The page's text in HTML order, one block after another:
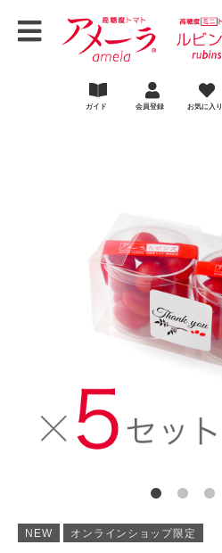
ガイド 会員登録 お気に入り
NEW オンラインショップ限定